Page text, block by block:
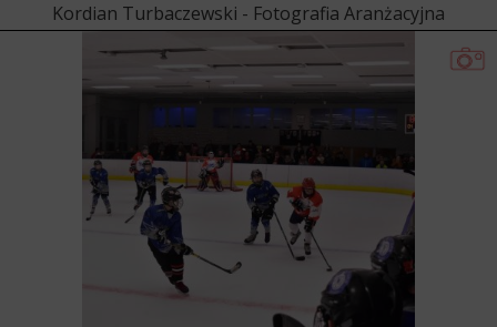
Kordian Turbaczewski - Fotografia Aranżacyjna